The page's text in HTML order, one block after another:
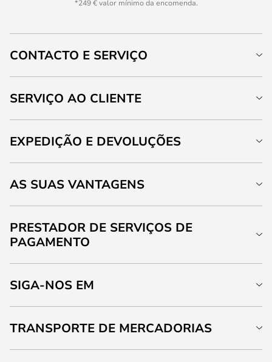
*249 € valor mínimo da encomenda.
CONTACTO E SERVIÇO
SERVIÇO AO CLIENTE
EXPEDIÇÃO E DEVOLUÇÕES
AS SUAS VANTAGENS
PRESTADOR DE SERVIÇOS DE
PAGAMENTO
SIGA-NOS EM
TRANSPORTE DE MERCADORIAS